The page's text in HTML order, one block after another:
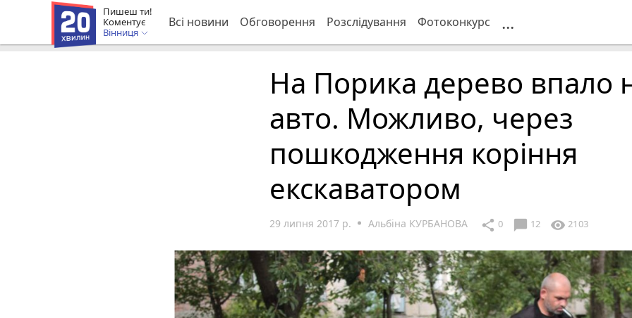
Пишеш ти!
Коментує
Вінниця
Всі новини Обговорення Розслідування Фотоконкурс ...
На Порика дерево впало
авто. Можливо, через
пошкодження коріння
екскаватором
29 липня 2017 р. Альбіна КУРБАНОВА share 0 chat_bubble 12 visibility 2103